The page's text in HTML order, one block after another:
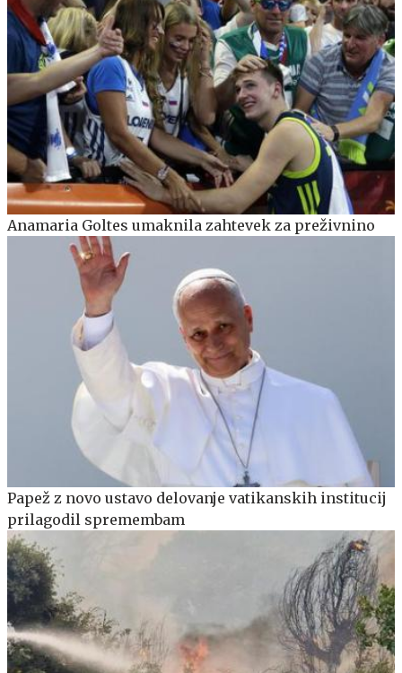
Anamaria Goltes umaknila zahtevek za preživnino
Papež z novo ustavo delovanje vatikanskih institucij
prilagodil spremembam